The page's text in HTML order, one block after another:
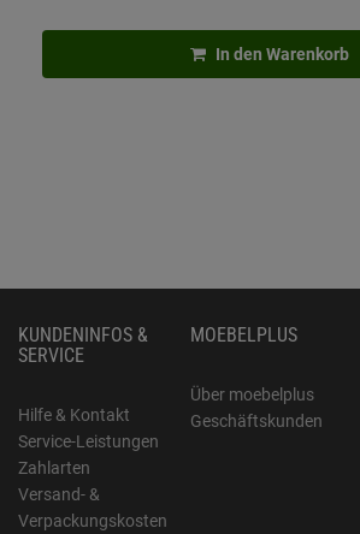
In den Warenkorb
KUNDENINFOS &
SERVICE
Hilfe & Kontakt
Service-Leistungen
Zahlarten
Versand- &
Verpackungskosten
MOEBELPLUS
Über moebelplus
Geschäftskunden